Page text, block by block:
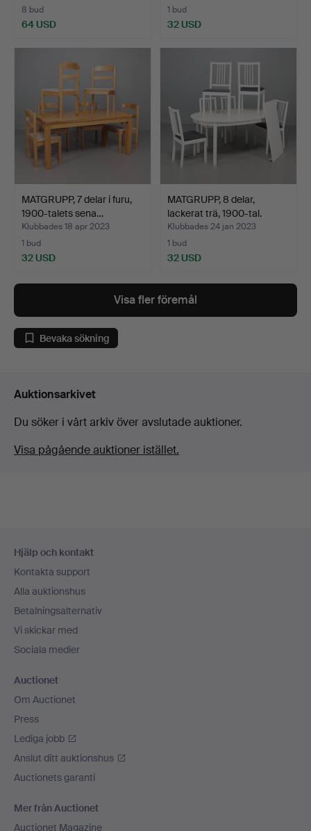
8 bud
64 USD
1 bud
32 USD
MATGRUPP, 7 delar i furu,
1900-talets sena…
Klubbades 18 apr 2023
1 bud
32 USD
MATGRUPP, 8 delar,
lackerat trä, 1900-tal.
Klubbades 24 jan 2023
1 bud
32 USD
Visa fler föremål
Bevaka sökning
Auktionsarkivet
Du söker i vårt arkiv över avslutade auktioner.
Visa pågående auktioner istället.
Hjälp och kontakt
Kontakta support
Alla auktionshus
Betalningsalternativ
Vi skickar med
Sociala medier
Auctionet
Om Auctionet
Press
Lediga jobb
Anslut ditt auktionshus
Auctionets garanti
Mer från Auctionet
Auctionet Magazine